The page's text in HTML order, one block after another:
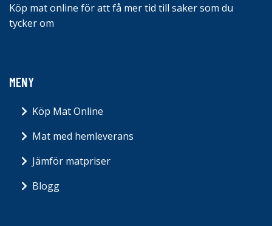
Köp mat online för att få mer tid till saker som du
tycker om
MENY
Köp Mat Online
Mat med hemleverans
Jämför matpriser
Blogg